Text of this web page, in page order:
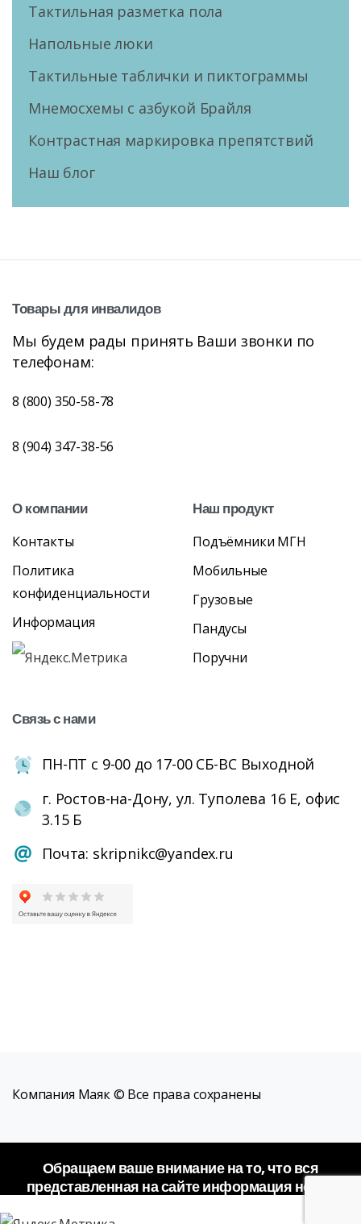
Тактильная разметка пола
Напольные люки
Тактильные таблички и пиктограммы
Мнемосхемы с азбукой Брайля
Контрастная маркировка препятствий
Наш блог
Товарыдля инвалидов
Мы будем рады принять Ваши звонки по
телефонам:
8 (800) 350-58-78
8 (904) 347-38-56
Окомпании
Контакты
Политика
конфиденциальности
Информация
Наш продукт
Подъёмники МГН
Мобильные
Грузовые
Пандусы
Поручни
Связьснами
ПН-ПТ с 9-00 до 17-00 СБ-ВС Выходной
г. Ростов-на-Дону, ул. Туполева 16 Е, офис
3.15 Б
Почта: skripnikc@yandex.ru
Компания Маяк © Все права сохранены
Обращаем ваше внимание на то, что вся
представленная на сайте информация носит